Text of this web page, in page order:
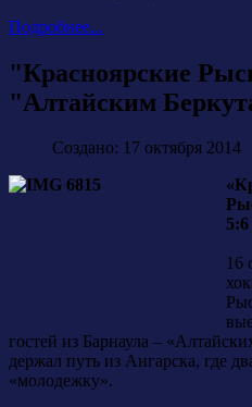
Подробнее...
"Красноярские
"Алтайским
Создано: 17 октября 2014
16
гостей из Барнаула –
держал путь из Ангарска, где
«молодежку».